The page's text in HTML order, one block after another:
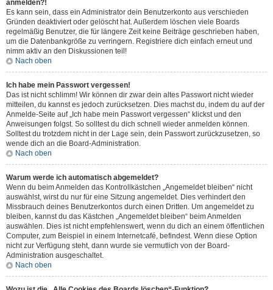
anmelden?!
Es kann sein, dass ein Administrator dein Benutzerkonto aus verschieden
Gründen deaktiviert oder gelöscht hat. Außerdem löschen viele Boards
regelmäßig Benutzer, die für längere Zeit keine Beiträge geschrieben haben,
um die Datenbankgröße zu verringern. Registriere dich einfach erneut und
nimm aktiv an den Diskussionen teil!
Nach oben
Ich habe mein Passwort vergessen!
Das ist nicht schlimm! Wir können dir zwar dein altes Passwort nicht wieder
mitteilen, du kannst es jedoch zurücksetzen. Dies machst du, indem du auf der
Anmelde-Seite auf „Ich habe mein Passwort vergessen“ klickst und den
Anweisungen folgst. So solltest du dich schnell wieder anmelden können.
Solltest du trotzdem nicht in der Lage sein, dein Passwort zurückzusetzen, so
wende dich an die Board-Administration.
Nach oben
Warum werde ich automatisch abgemeldet?
Wenn du beim Anmelden das Kontrollkästchen „Angemeldet bleiben“ nicht
auswählst, wirst du nur für eine Sitzung angemeldet. Dies verhindert den
Missbrauch deines Benutzerkontos durch einen Dritten. Um angemeldet zu
bleiben, kannst du das Kästchen „Angemeldet bleiben“ beim Anmelden
auswählen. Dies ist nicht empfehlenswert, wenn du dich an einem öffentlichen
Computer, zum Beispiel in einem Internetcafé, befindest. Wenn diese Option
nicht zur Verfügung steht, dann wurde sie vermutlich von der Board-
Administration ausgeschaltet.
Nach oben